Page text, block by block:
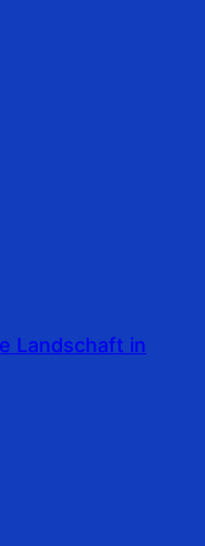
Landschaft in